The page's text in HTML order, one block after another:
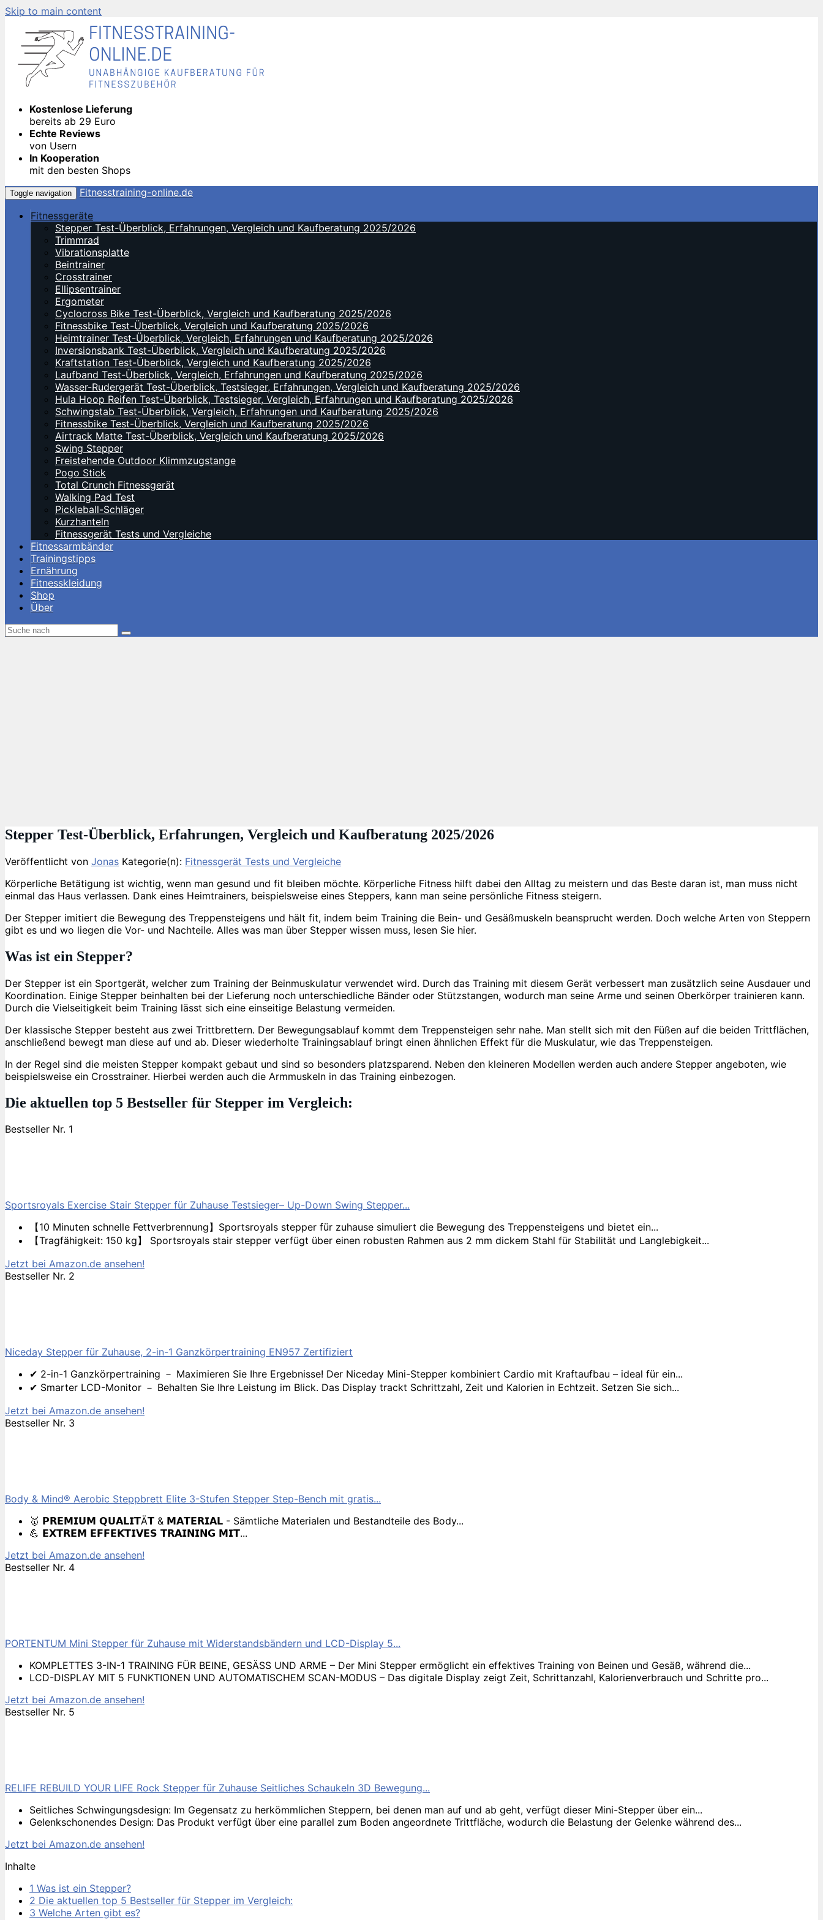
Skip to main content
Kostenlose Lieferung
bereits ab 29 Euro
Echte Reviews
von Usern
In Kooperation
mit den besten Shops
Toggle navigation
Fitnesstraining-online.de
Fitnessgeräte
Stepper Test-Überblick, Erfahrungen, Vergleich und Kaufberatung 2025/2026
Trimmrad
Vibrationsplatte
Beintrainer
Crosstrainer
Ellipsentrainer
Ergometer
Cyclocross Bike Test-Überblick, Vergleich und Kaufberatung 2025/2026
Fitnessbike Test-Überblick, Vergleich und Kaufberatung 2025/2026
Heimtrainer Test-Überblick, Vergleich, Erfahrungen und Kaufberatung 2025/2026
Inversionsbank Test-Überblick, Vergleich und Kaufberatung 2025/2026
Kraftstation Test-Überblick, Vergleich und Kaufberatung 2025/2026
Laufband Test-Überblick, Vergleich, Erfahrungen und Kaufberatung 2025/2026
Wasser-Rudergerät Test-Überblick, Testsieger, Erfahrungen, Vergleich und Kaufberatung 2025/2026
Hula Hoop Reifen Test-Überblick, Testsieger, Vergleich, Erfahrungen und Kaufberatung 2025/2026
Schwingstab Test-Überblick, Vergleich, Erfahrungen und Kaufberatung 2025/2026
Fitnessbike Test-Überblick, Vergleich und Kaufberatung 2025/2026
Airtrack Matte Test-Überblick, Vergleich und Kaufberatung 2025/2026
Swing Stepper
Freistehende Outdoor Klimmzugstange
Pogo Stick
Total Crunch Fitnessgerät
Walking Pad Test
Pickleball-Schläger
Kurzhanteln
Fitnessgerät Tests und Vergleiche
Fitnessarmbänder
Trainingstipps
Ernährung
Fitnesskleidung
Shop
Über
Stepper Test-Überblick, Erfahrungen, Vergleich und Kaufberatung 2025/2026
Veröffentlicht von Jonas Kategorie(n): Fitnessgerät Tests und Vergleiche
Körperliche Betätigung ist wichtig, wenn man gesund und fit bleiben möchte. Körperliche Fitness hilft dabei den Alltag zu meistern und das Beste daran ist, man muss nicht
einmal das Haus verlassen. Dank eines Heimtrainers, beispielsweise eines Steppers, kann man seine persönliche Fitness steigern.
Der Stepper imitiert die Bewegung des Treppensteigens und hält fit, indem beim Training die Bein- und Gesäßmuskeln beansprucht werden. Doch welche Arten von Steppern
gibt es und wo liegen die Vor- und Nachteile. Alles was man über Stepper wissen muss, lesen Sie hier.
Was ist ein Stepper?
Der Stepper ist ein Sportgerät, welcher zum Training der Beinmuskulatur verwendet wird. Durch das Training mit diesem Gerät verbessert man zusätzlich seine Ausdauer und
Koordination. Einige Stepper beinhalten bei der Lieferung noch unterschiedliche Bänder oder Stützstangen, wodurch man seine Arme und seinen Oberkörper trainieren kann.
Durch die Vielseitigkeit beim Training lässt sich eine einseitige Belastung vermeiden.
Der klassische Stepper besteht aus zwei Trittbrettern. Der Bewegungsablauf kommt dem Treppensteigen sehr nahe. Man stellt sich mit den Füßen auf die beiden Trittflächen,
anschließend bewegt man diese auf und ab. Dieser wiederholte Trainingsablauf bringt einen ähnlichen Effekt für die Muskulatur, wie das Treppensteigen.
In der Regel sind die meisten Stepper kompakt gebaut und sind so besonders platzsparend. Neben den kleineren Modellen werden auch andere Stepper angeboten, wie
beispielsweise ein Crosstrainer. Hierbei werden auch die Armmuskeln in das Training einbezogen.
Die aktuellen top 5 Bestseller für Stepper im Vergleich:
Bestseller Nr. 1
Sportsroyals Exercise Stair Stepper für Zuhause Testsieger– Up-Down Swing Stepper...
【10 Minuten schnelle Fettverbrennung】Sportsroyals stepper für zuhause simuliert die Bewegung des Treppensteigens und bietet ein...
【Tragfähigkeit: 150 kg】 Sportsroyals stair stepper verfügt über einen robusten Rahmen aus 2 mm dickem Stahl für Stabilität und Langlebigkeit...
Jetzt bei Amazon.de ansehen!
Bestseller Nr. 2
Niceday Stepper für Zuhause, 2-in-1 Ganzkörpertraining EN957 Zertifiziert
✔ 2-in-1 Ganzkörpertraining － Maximieren Sie Ihre Ergebnisse! Der Niceday Mini-Stepper kombiniert Cardio mit Kraftaufbau – ideal für ein...
✔ Smarter LCD-Monitor － Behalten Sie Ihre Leistung im Blick. Das Display trackt Schrittzahl, Zeit und Kalorien in Echtzeit. Setzen Sie sich...
Jetzt bei Amazon.de ansehen!
Bestseller Nr. 3
Body & Mind® Aerobic Steppbrett Elite 3-Stufen Stepper Step-Bench mit gratis...
🥇 𝗣𝗥𝗘𝗠𝗜𝗨𝗠 𝗤𝗨𝗔𝗟𝗜𝗧Ä𝗧 & 𝗠𝗔𝗧𝗘𝗥𝗜𝗔𝗟 - Sämtliche Materialen und Bestandteile des Body...
💪 𝗘𝗫𝗧𝗥𝗘𝗠 𝗘𝗙𝗙𝗘𝗞𝗧𝗜𝗩𝗘𝗦 𝗧𝗥𝗔𝗜𝗡𝗜𝗡𝗚 𝗠𝗜𝗧...
Jetzt bei Amazon.de ansehen!
Bestseller Nr. 4
PORTENTUM Mini Stepper für Zuhause mit Widerstandsbändern und LCD-Display 5...
KOMPLETTES 3-IN-1 TRAINING FÜR BEINE, GESÄSS UND ARME – Der Mini Stepper ermöglicht ein effektives Training von Beinen und Gesäß, während die...
LCD-DISPLAY MIT 5 FUNKTIONEN UND AUTOMATISCHEM SCAN-MODUS – Das digitale Display zeigt Zeit, Schrittanzahl, Kalorienverbrauch und Schritte pro...
Jetzt bei Amazon.de ansehen!
Bestseller Nr. 5
RELIFE REBUILD YOUR LIFE Rock Stepper für Zuhause Seitliches Schaukeln 3D Bewegung...
Seitliches Schwingungsdesign: Im Gegensatz zu herkömmlichen Steppern, bei denen man auf und ab geht, verfügt dieser Mini-Stepper über ein...
Gelenkschonendes Design: Das Produkt verfügt über eine parallel zum Boden angeordnete Trittfläche, wodurch die Belastung der Gelenke während des...
Jetzt bei Amazon.de ansehen!
Inhalte
1 Was ist ein Stepper?
2 Die aktuellen top 5 Bestseller für Stepper im Vergleich:
3 Welche Arten gibt es?